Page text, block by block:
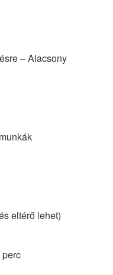
– Alacsony
eltérő lehet)